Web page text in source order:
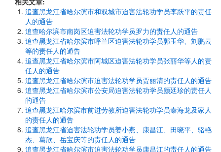
追查黑龙江省哈尔滨市和双城市迫害法轮功学员李跃平的责任
人的通告
追查哈尔滨市南岗区迫害法轮功学员罗力的责任人的通告
追查黑龙江省哈尔滨市呼兰区迫害法轮功学员郭玉华、刘鹏云
等的责任人的通告
追查黑龙江省哈尔滨市阿城区迫害法轮功学员张丽华等人的责
任人的通告
追查黑龙江省哈尔滨市迫害法轮功学员贾丽清的责任人的通告
追查黑龙江省哈尔滨市公安局迫害法轮功学员颜廷珍的责任人
的通告
追查黑龙江哈尔滨市前进劳教所迫害法轮功学员秦海龙及家人
的责任人的通告
追查黑龙江省迫害法轮功学员姜小燕、康昌江、田晓平、骆艳
杰、葛欣、岳宝庆等的责任人的通告
追查黑龙江省哈尔滨市迫害法轮功学员康昌江的责任人的通告